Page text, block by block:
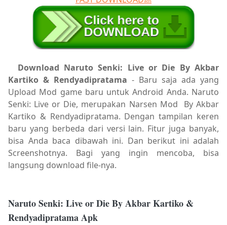
ads
Download Naruto Senki: Live or Die By Akbar
Kartiko & Rendyadipratama - Baru saja ada yang
Upload Mod game baru untuk Android Anda. Naruto
Senki: Live or Die, merupakan Narsen Mod By Akbar
Kartiko & Rendyadipratama. Dengan tampilan keren
baru yang berbeda dari versi lain. Fitur juga banyak,
bisa Anda baca dibawah ini. Dan berikut ini adalah
Screenshotnya. Bagi yang ingin mencoba, bisa
langsung download file-nya.
Naruto Senki: Live or Die By Akbar Kartiko &
Rendyadipratama Apk